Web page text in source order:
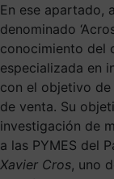
En ese apartado,
denominado
conocimiento del
especializada en
con el objetivo
de venta. Su
investigación de
a las PYMES del
Xavier Cros, uno